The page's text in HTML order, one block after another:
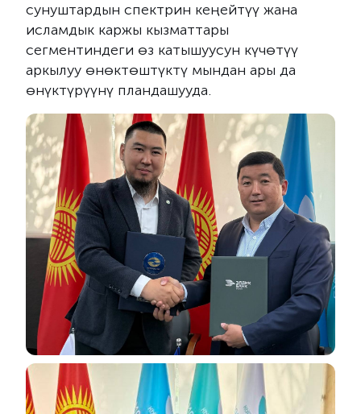
сунуштардын спектрин кеңейтүү жана
исламдык каржы кызматтары
сегментиндеги өз катышуусун күчөтүү
аркылуу өнөктөштүктү мындан ары да
өнүктүрүүнү пландашууда.